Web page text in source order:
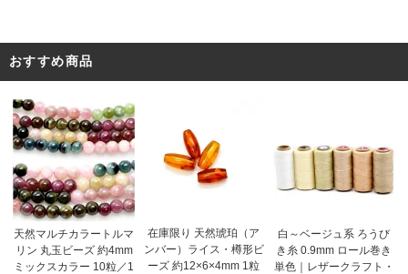
おすすめ商品
天然マルチカラートルマ
リン 丸玉ビーズ 約4mm
ミックスカラー 10粒／1
在庫限り 天然琥珀（ア
ンバー）ライス・樽形ビ
ーズ 約12×6×4mm 1粒
白～ベージュ系 ろうび
き糸 0.9mm ロール巻き
単色｜レザークラフト・